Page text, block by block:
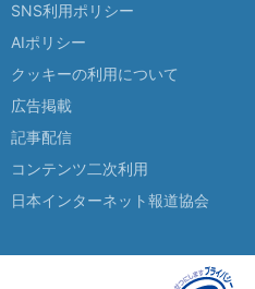
SNS利用ポリシー
AIポリシー
クッキーの利用について
広告掲載
記事配信
コンテンツ二次利用
日本インターネット報道協会